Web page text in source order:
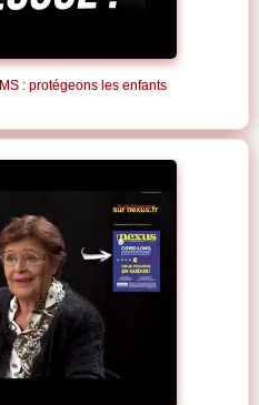
: protégeons les enfants